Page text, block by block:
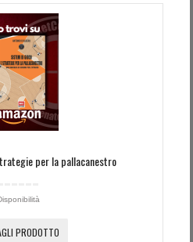
per la pallacanestro
PRODOTTO